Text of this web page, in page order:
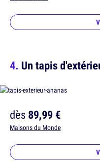
Un tapis
dès89,99 €
Maisons du Monde